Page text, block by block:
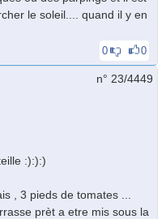
le soleil.... quand il y en
0 0
n° 23/4449
:):):)
, 3 pieds de tomates ...
prèt a etre mis sous la